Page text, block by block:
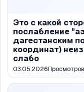
Это с какой
послабление
дагестанским
координат)
слабо
03.05.2026